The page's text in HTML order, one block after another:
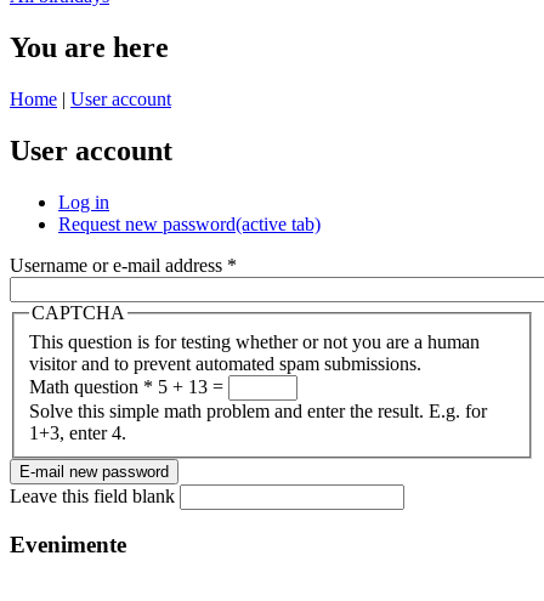
You are here
Home | User account
User account
Log in
Request new password(active tab)
Username or e-mail address *
CAPTCHA
This question is for testing whether or not you are a human
visitor and to prevent automated spam submissions.
Math question * 5 + 13 =
Solve this simple math problem and enter the result. E.g. for
1+3, enter 4.
Leave this field blank
Evenimente